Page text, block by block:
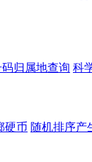
归属地查询 科
硬币 随机排序产